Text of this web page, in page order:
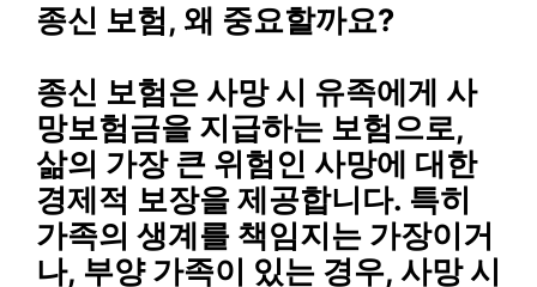
종신 보험, 왜 중요할까요?
종신 보험은 사망 시 유족에게 사
망보험금을 지급하는 보험으로,
삶의 가장 큰 위험인 사망에 대한
경제적 보장을 제공합니다. 특히
가족의 생계를 책임지는 가장이거
나, 부양 가족이 있는 경우, 사망 시